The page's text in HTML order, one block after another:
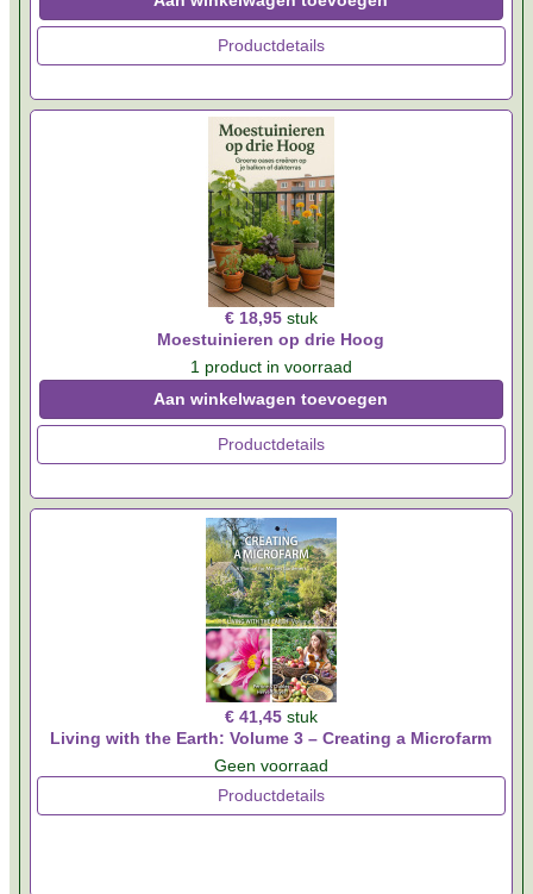
Productdetails
€ 18,95 stuk
Moestuinieren op drie Hoog
1 product in voorraad
Aan winkelwagen toevoegen
Productdetails
€ 41,45 stuk
Living with the Earth: Volume 3 – Creating a Microfarm
Geen voorraad
Productdetails